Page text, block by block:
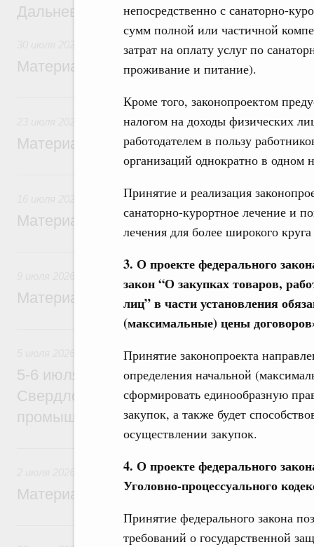
непосредственно с санаторно-
сумм полной или частичной
затрат на оплату услуг по
проживание и питание).
Кроме того, законопроектом
налогом на доходы физических
работодателем в пользу
организаций однократно в одном
Принятие и реализация
санаторно-курортное лечение и
лечения для более широкого
3. О проекте федерального
закон “О закупках товаров,
лиц” в части установления
(максимальные) цены
Принятие законопроекта
определения начальной
сформировать единообразную
закупок, а также будет
осуществлении закупок.
4. О проекте федерального
Уголовно-процессуального
Принятие федерального закона
требований о государственной
Дальневосточный федеральный округ
Материалы к заседанию Правительства
23 июля, четверг
Материалы к заседанию Правительства
Материалы к заседанию Правительства
Материалы к заседанию Правительства
5 июля, воскресенье
5-6 июля Михаил Мишустин совершит
Свердловскую область для участия в
промышленной выставке «Иннопром»
Материалы к заседанию Правительства
29 июня, понедельник